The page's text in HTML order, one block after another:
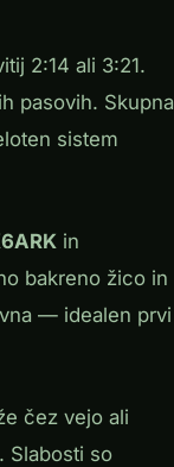
2:14 ali 3:21.
pasovih. Skupna
sistem
in
bakreno žico in
— idealen prvi
čez vejo ali
Slabosti so